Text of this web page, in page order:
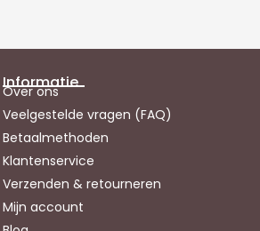
Informatie
Over ons
Veelgestelde vragen (FAQ)
Betaalmethoden
Klantenservice
Verzenden & retourneren
Mijn account